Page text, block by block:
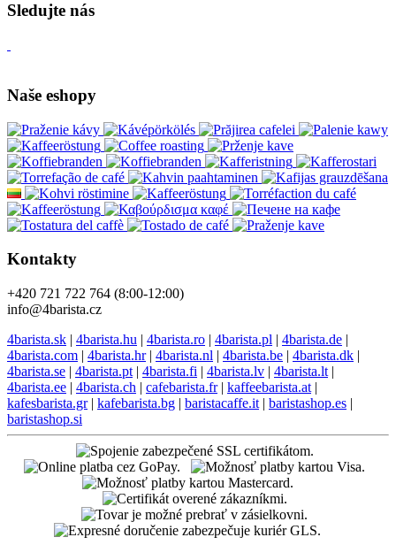
Sledujte nás
Naše eshopy
Kontakty
+420 721 722 764 (8:00-12:00)
info@4barista.cz
4barista.sk | 4barista.hu | 4barista.ro | 4barista.pl | 4barista.de |
4barista.com | 4barista.hr| 4barista.nl | 4barista.be | 4barista.dk |
4barista.se | 4barista.pt | 4barista.fi | 4barista.lv | 4barista.lt |
4barista.ee | 4barista.ch | cafebarista.fr| kaffeebarista.at |
kafesbarista.gr| kafebarista.bg | baristacaffe.it | baristashop.es |
baristashop.si